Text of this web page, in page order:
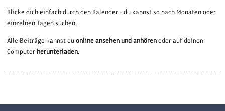
Klicke dich einfach durch den Kalender - du kannst so nach Monaten oder
einzelnen Tagen suchen.
Alle Beiträge kannst duonline ansehen und anhören oder auf deinen
Computer herunterladen.